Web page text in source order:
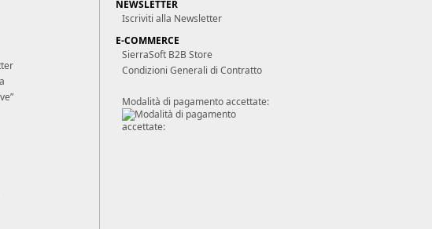
NEWSLETTER
Iscriviti alla Newsletter
E-COMMERCE
SierraSoft B2B Store
Condizioni Generali di Contratto
Modalità di pagamento accettate: